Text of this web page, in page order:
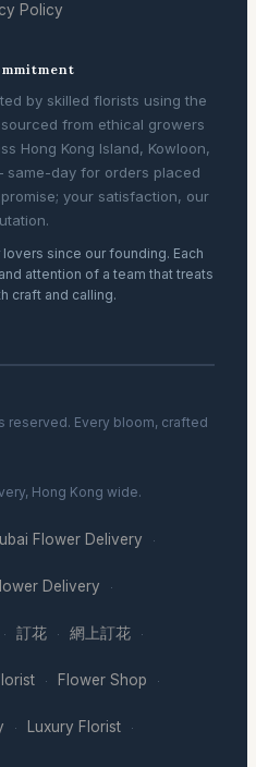
Policy
by skilled florists using the
from ethical growers
Hong Kong Island, Kowloon,
day for orders placed
your satisfaction, our
since our founding. Each
attention of a team that treats
craft and calling.
Every bloom, crafted
Hong Kong wide.
Flower Delivery ·
Delivery ·
· 訂花 · 網上訂花 ·
· Flower Shop ·
· Luxury Florist ·